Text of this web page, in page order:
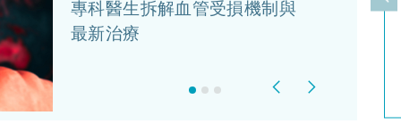
專科醫生拆解血管受損機制與
最新治療
Previous